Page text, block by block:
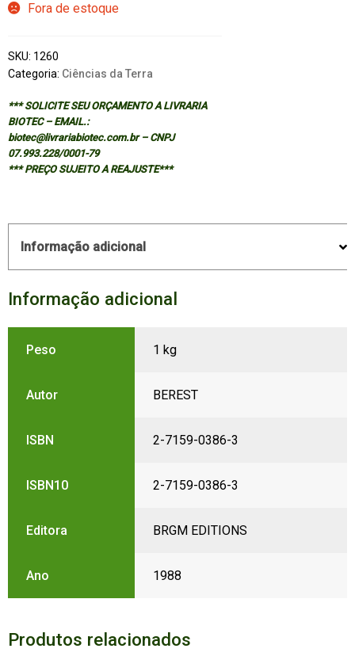
Fora de estoque
SKU: 1260
Categoria: Ciências da Terra
*** SOLICITE SEU ORÇAMENTO A LIVRARIA
BIOTEC – EMAIL.:
biotec@livrariabiotec.com.br – CNPJ
07.993.228/0001-79
*** PREÇO SUJEITO A REAJUSTE***
Informação adicional
Informação adicional
Peso 1 kg
Autor BEREST
ISBN 2-7159-0386-3
ISBN10 2-7159-0386-3
Editora BRGM EDITIONS
Ano 1988
Produtos relacionados